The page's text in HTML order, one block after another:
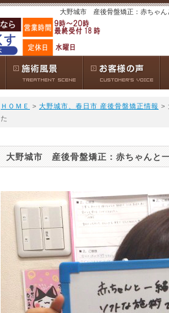
大野城市 産後骨盤矯正：赤ちゃん
ＨＯＭＥ > 大野城市、春日市 産後骨盤矯正情報 >
た
大野城市 産後骨盤矯正：赤ちゃんと